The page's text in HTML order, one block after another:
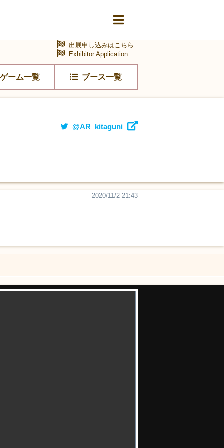
ゲーム一覧 ブース一覧
出展申し込みはこちら
Exhibitor Application
@AR_kitaguni
2020/11/2 21:43